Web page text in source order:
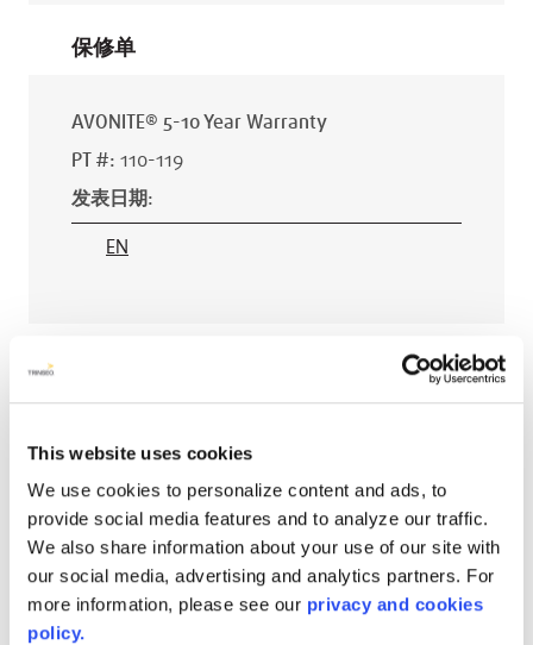
This website uses cookies
We use cookies to personalize content and ads, to
provide social media features and to analyze our traffic.
We also share information about your use of our site with
our social media, advertising and analytics partners. For
more information, please see our privacy and cookies
policy.
保修单
AVONITE® 5-10 Year Warranty
PT #: 110-119
发表日期:
EN
PT #:110-118
发表日期:
EN
AVONITE® 10 YEAR ADVANC3